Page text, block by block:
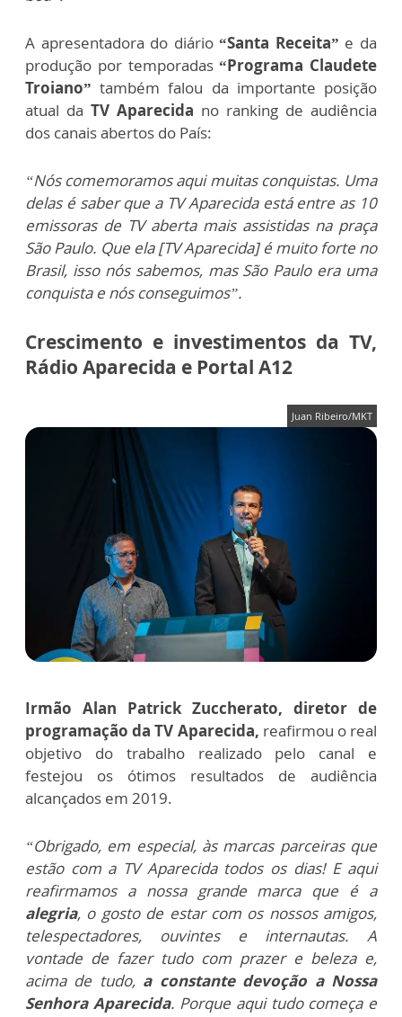
A apresentadora do diário“Santa Receita” e da
produção por temporadas“Programa Claudete
Troiano”também falou da importante posição
atual da TV Aparecida no ranking de audiência
dos canais abertos do País:
“Nós comemoramos aqui muitas conquistas. Uma
delas é saber que a TV Aparecida está entre as 10
emissoras de TV aberta mais assistidas na praça
São Paulo. Que ela [TV Aparecida] é muito forte no
Brasil, isso nós sabemos, mas São Paulo era uma
conquista e nós conseguimos”.
Crescimento e investimentos da TV,
Rádio Aparecida e Portal A12
Juan Ribeiro/MKT
Irmão Alan Patrick Zuccherato, diretor de
programação da TV Aparecida, reafirmou o real
objetivo do trabalho realizado pelo canal e
festejou os ótimos resultados de audiência
alcançados em 2019.
“Obrigado, em especial, às marcas parceiras que
estão com a TV Aparecida todos os dias! E aqui
reafirmamos a nossa grande marca que é a
alegria, o gosto de estar com os nossos amigos,
telespectadores, ouvintes e internautas. A
vontade de fazer tudo com prazer e beleza e,
acima de tudo, a constante devoção a Nossa
Senhora Aparecida. Porque aqui tudo começa e